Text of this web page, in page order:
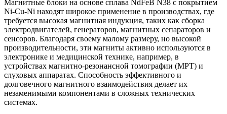
Магнитные блоки на основе сплава NdFeB N38 с покрытием
Ni-Cu-Ni находят широкое применение в производствах, где
требуется высокая магнитная индукция, таких как сборка
электродвигателей, генераторов, магнитных сепараторов и
сенсоров. Благодаря своему малому размеру, но высокой
производительности, эти магниты активно используются в
электронике и медицинской технике, например, в
устройствах магнитно-резонансной томографии (МРТ) и
слуховых аппаратах. Способность эффективного и
долговечного магнитного взаимодействия делает их
незаменимыми компонентами в сложных технических
системах.